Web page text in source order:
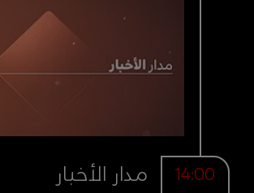
14:00 مدار الأخبار